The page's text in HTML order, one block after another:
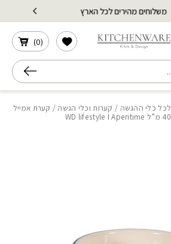
משלוחים מהירים לכל הארץ
(
0
)
הרשימה שלי
לכל כלי ההגשה / קערות וכלי הגשה / קערת אמייל